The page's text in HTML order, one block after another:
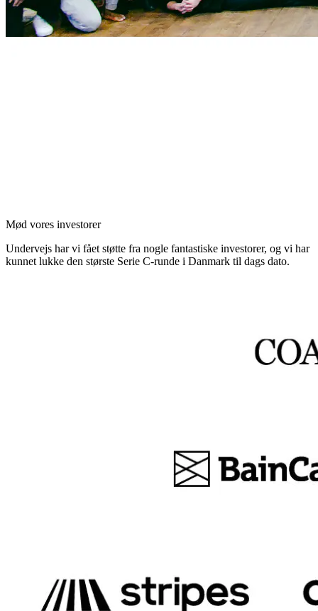
Mød vores investorer
Undervejs har vi fået støtte fra nogle fantastiske investorer, og vi har
kunnet lukke den største Serie C-runde i Danmark til dags dato.